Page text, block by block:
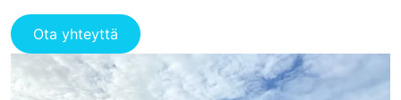
Ota yhteyttä